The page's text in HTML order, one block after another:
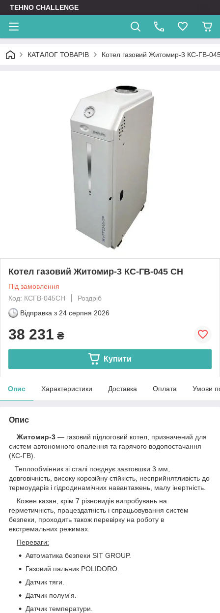
TEHNO CHALLENGE
КАТАЛОГ ТОВАРІВ Котел газовий Житомир-3 КС-ГВ-
Котел газовий Житомир-3 КС-ГВ-045 СН
Під замовлення
Код: КСГВ-045СН
Роздріб
Відправка з 24 серпня 2026
38 231 ₴
Купити
Опис Характеристики Доставка Оплата Умови
Опис
Житомир-3 — газовий підлоговий котел, призначений для
систем автономного опалення та гарячого водопостачання
(КС-ГВ).
Теплообмінник зі сталі поєднує завтовшки 3 мм,
довговічність, високу корозійну стійкість, несприйнятливість до
термоударів і гідродинамічних навантажень, малу інертність.
Кожен казан, крім 7 різновидів випробувань на
герметичність, працездатність і спрацьовування систем
безпеки, проходить також перевірку на роботу в
екстремальних режимах.
Переваги:
Автоматика безпеки SIT GROUP.
Газовий пальник POLIDORO.
Датчик тяги.
Датчик полум'я.
Датчик температури.